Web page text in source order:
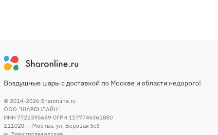
Воздушные шары с доставкой по Москве и области недорого!
© 2014-2026 Sharonline.ru
ООО "ШАРОНЛАЙН"
ИНН 7722395689 ОГРН 1177746361880
111020, г. Москва, ул. Боровая 3c3